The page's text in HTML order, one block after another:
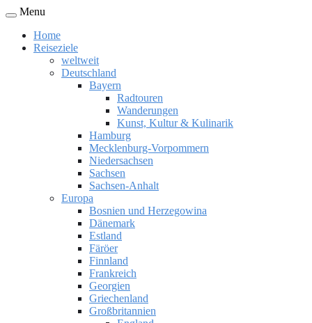
Menu
Home
Reiseziele
weltweit
Deutschland
Bayern
Radtouren
Wanderungen
Kunst, Kultur & Kulinarik
Hamburg
Mecklenburg-Vorpommern
Niedersachsen
Sachsen
Sachsen-Anhalt
Europa
Bosnien und Herzegowina
Dänemark
Estland
Färöer
Finnland
Frankreich
Georgien
Griechenland
Großbritannien